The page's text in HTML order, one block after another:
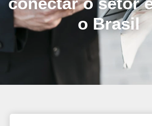
o Brasil